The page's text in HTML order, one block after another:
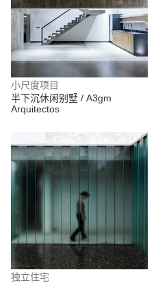
小尺度项目
半下沉休闲别墅 / A3gm
Arquitectos
独立住宅